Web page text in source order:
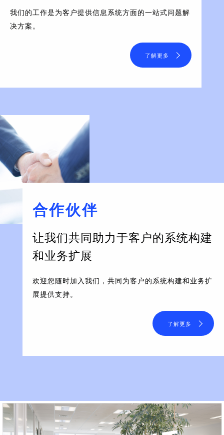
我们的工作是为客户提供信息系统方面的一站式问题解
决方案。
了解更多
合作伙伴
让我们共同助力于客户的系统构建
和业务扩展
欢迎您随时加入我们，共同为客户的系统构建和业务扩
展提供支持。
了解更多